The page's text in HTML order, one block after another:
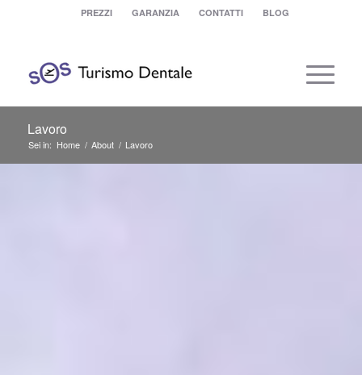
PREZZI GARANZIA CONTATTI BLOG
Lavoro
Sei in: Home / About / Lavoro